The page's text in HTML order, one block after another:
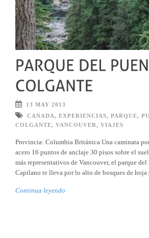
13 MAY 2013
CANADA, EXPERIENCIAS, PARQUE,
COLGANTE, VANCOUVER, VIAJES
Provincia: Columbia Británica Una caminata
acero 16 puntos de anclaje 30 pisos sobre el
más representativos de Vancouver, el parque
Capilano te lleva por lo alto de bosques de hoja
Continua leyendo